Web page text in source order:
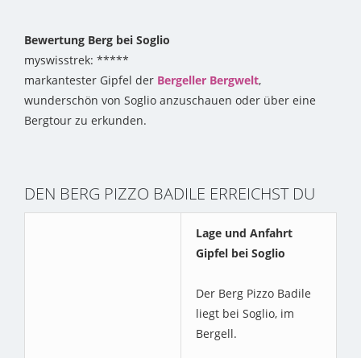
Bewertung Berg bei Soglio
myswisstrek: *****
markantester Gipfel der Bergeller Bergwelt,
wunderschön von Soglio anzuschauen oder über eine
Bergtour zu erkunden.
DEN BERG PIZZO BADILE ERREICHST DU
Lage und Anfahrt
Gipfel bei Soglio
Der Berg Pizzo Badile
liegt bei Soglio, im
Bergell.